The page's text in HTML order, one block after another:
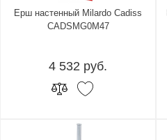
Ерш настенный Milardo Cadiss
CADSMG0M47
4 532 руб.